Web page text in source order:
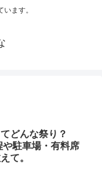
ます。
どんな祭り？
駐車場・有料席
て。